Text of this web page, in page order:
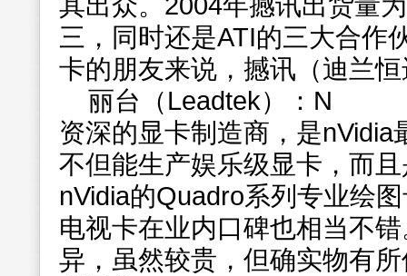
三，同时还是ATI的三大合作
卡的朋友来说，撼讯（迪兰
丽台（Leadtek）：N
资深的显卡制造商，是nVidia
不但能生产娱乐级显卡，而
nVidia的Quadro系列专业绘
电视卡在业内口碑也相当不
异，虽然较贵，但确实物有